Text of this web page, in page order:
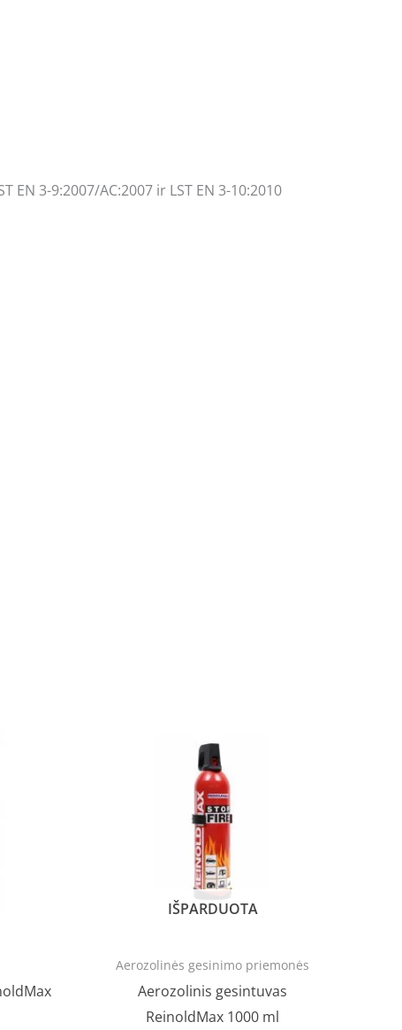
EN 3-9:2007/AC:2007 ir LST EN 3-10:2010
IŠPARDUOTA
Aerozolinės gesinimo priemonės
Aerozolinis gesintuvas
ReinoldMax 1000 ml
€11.00.